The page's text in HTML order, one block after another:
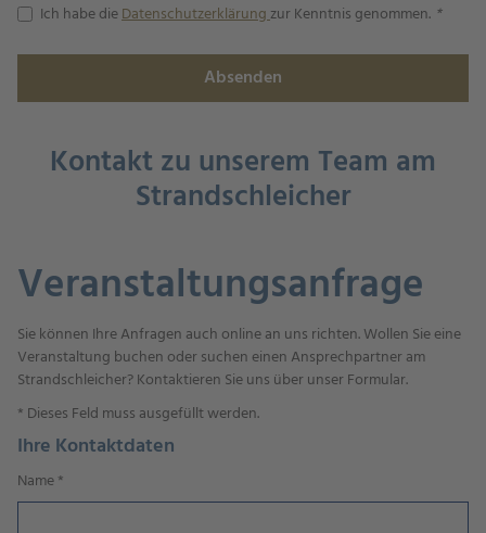
Ich habe dieDatenschutzerklärungzur Kenntnis genommen.
Absenden
Kontakt zu unserem Team am
Strandschleicher
Veranstaltungsanfrage
Sie können Ihre Anfragen auch online an uns richten. Wollen Sie eine
Veranstaltung buchen oder suchen einen Ansprechpartner am
Strandschleicher? Kontaktieren Sie uns über unser Formular.
* Dieses Feld muss ausgefüllt werden.
Ihre Kontaktdaten
Name*